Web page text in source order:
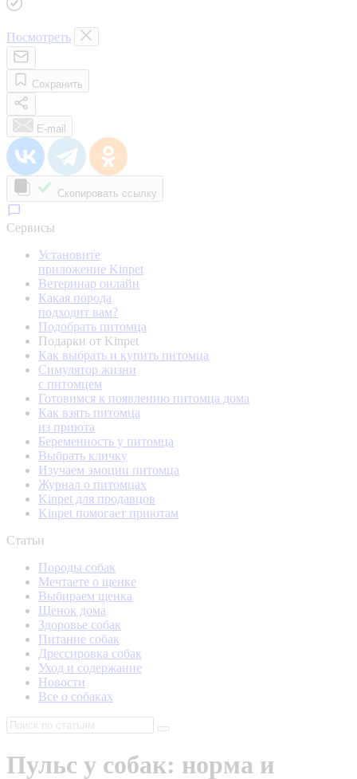
Посмотреть
Сохранить
E-mail
Скопировать ссылку
Сервисы
Установите
приложение Kinpet
Ветеринар онлайн
Какая порода
подходит вам?
Подобрать питомца
Подарки от Kinpet
Как выбрать и купить питомца
Симулятор жизни
с питомцем
Готовимся к появлению питомца дома
Как взять питомца
из приюта
Беременность у питомца
Выбрать кличку
Изучаем эмоции питомца
Журнал о питомцах
Kinpet для продавцов
Kinpet помогает приютам
Статьи
Породы собак
Мечтаете о щенке
Выбираем щенка
Щенок дома
Здоровье собак
Питание собак
Дрессировка собак
Уход и содержание
Новости
Все о собаках
Пульс у собак: норма и